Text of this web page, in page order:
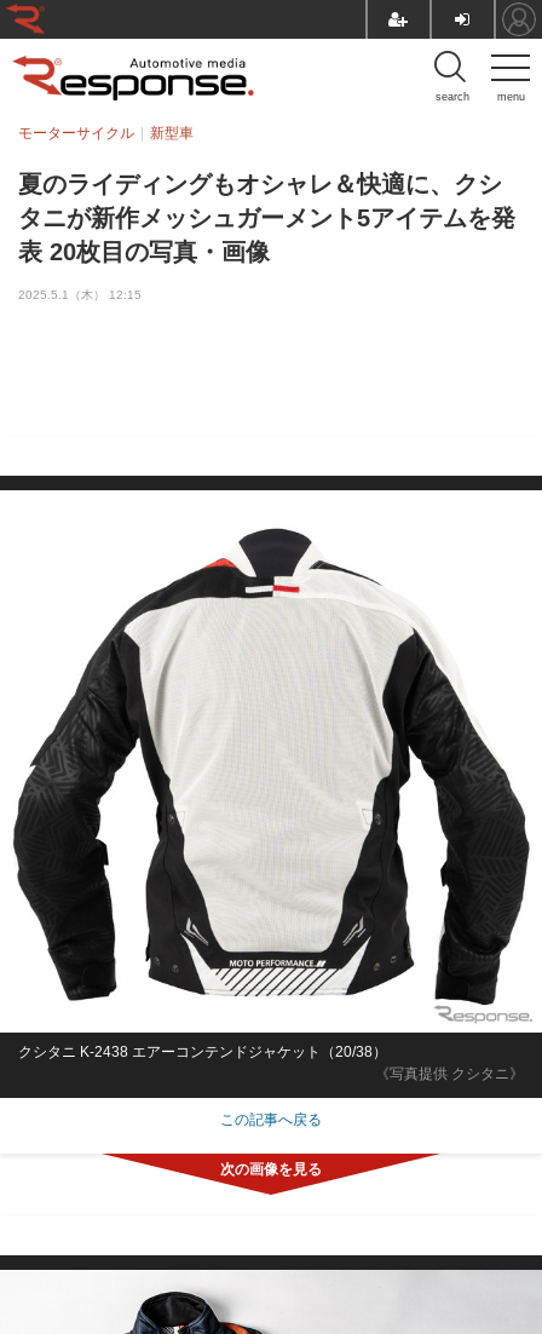
menu
search
夏のライディングもオシャレ＆快適に、クシ
タニが新作メッシュガーメント5アイテムを発
表 20枚目の写真・画像
モーターサイクル 新型車
2025.5.1（木） 12:15
《写真提供 クシタニ》
クシタニ K-2438 エアーコンテンドジャケット（20/38）
この記事へ戻る